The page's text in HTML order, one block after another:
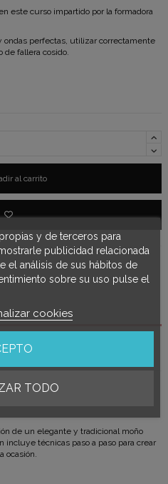
este curso impartido por la formadora
ondas perfectas, utilizar correctamente
de fallera cosido.
al carrito
de un elegante y tradicional moño
incluye técnicas paso a paso para crear
ocasión.
y de terceros para
publicidad relacionada
el análisis de sus hábitos de
sobre su uso pulse el
cookies
TODO